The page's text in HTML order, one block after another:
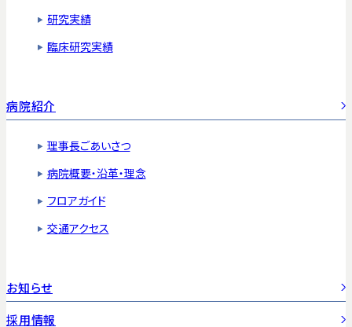
研究実績
臨床研究実績
病院紹介
理事長ごあいさつ
病院概要・沿革・理念
フロアガイド
交通アクセス
お知らせ
採用情報